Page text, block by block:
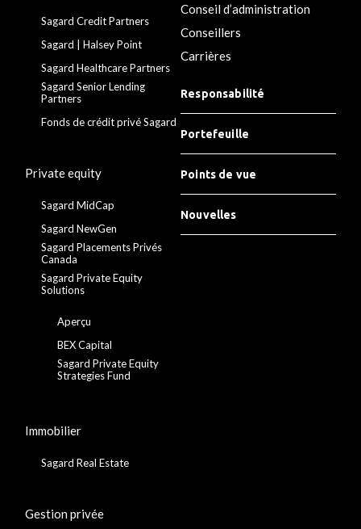
Sagard Credit Partners
Sagard | Halsey Point
Sagard Healthcare Partners
Sagard Senior Lending
Partners
Fonds de crédit privé Sagard
Private equity
Sagard MidCap
Sagard NewGen
Sagard Placements Privés
Canada
Sagard Private Equity
Solutions
Aperçu
BEX Capital
Sagard Private Equity
Strategies Fund
Immobilier
Sagard Real Estate
Gestion privée
Conseil d’administration
Conseillers
Carrières
Responsabilité
Portefeuille
Points de vue
Nouvelles